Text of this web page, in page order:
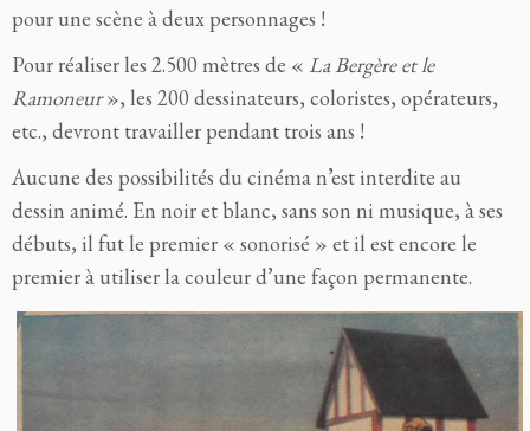
pour une scène à deux personnages !
Pour réaliser les 2.500 mètres de « La Bergère et le
Ramoneur», les 200 dessinateurs, coloristes, opérateurs,
etc., devront travailler pendant trois ans !
Aucune des possibilités du cinéma n’est interdite au
dessin animé. En noir et blanc, sans son ni musique, à ses
débuts, il fut le premier « sonorisé » et il est encore le
premier à utiliser la couleur d’une façon permanente.